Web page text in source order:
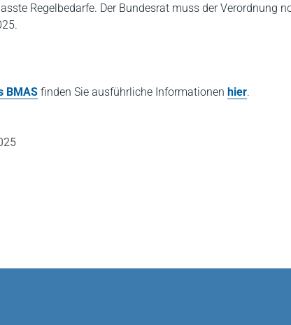
Regelbedarfe. Der Bundesrat muss der Verordnung
BMAS finden Sie ausführliche Informationen hier.